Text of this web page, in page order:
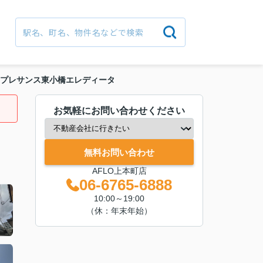
プレサンス東小橋エレディータ
お気軽にお問い合わせください
無料お問い合わせ
AFLO上本町店
06-6765-6888
10:00～19:00
（休：年末年始）